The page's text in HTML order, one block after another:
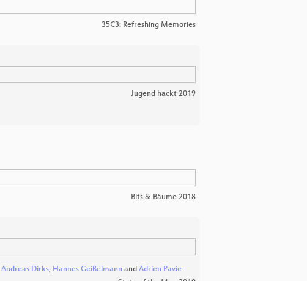
35C3: Refreshing Memories
Jugend hackt 2019
Bits & Bäume 2018
Andreas Dirks, Hannes Geißelmann and Adrien Pavie